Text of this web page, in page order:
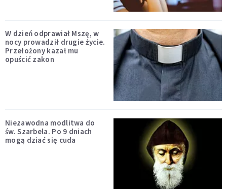
W dzień odprawiał Mszę, w
nocy prowadził drugie życie.
Przełożony kazał mu
opuścić zakon
Niezawodna modlitwa do
św. Szarbela. Po 9 dniach
mogą dziać się cuda